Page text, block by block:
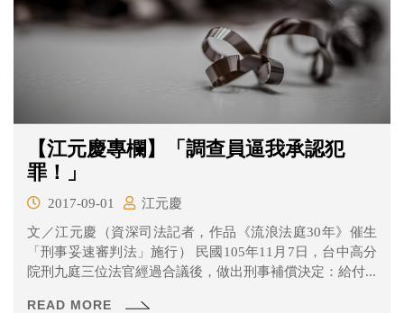
【江元慶專欄】「調查員逼我承認犯
罪！」
2017-09-01
江元慶
文／江元慶（資深司法記者，作品《流浪法庭30年》催生
「刑事妥速審判法」施行） 民國105年11月7日，台中高分
院刑九庭三位法官經過合議後，做出刑事補償決定：給付...
READ MORE